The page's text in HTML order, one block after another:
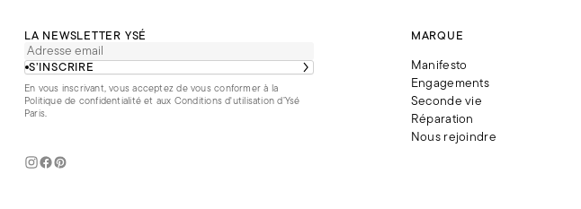
LA NEWSLETTER YSÉ
S’INSCRIRE
En vous inscrivant, vous acceptez de vous conformer à la
Politique de confidentialitéet aux Conditions d'utilisation d’Ysé
Paris.
MARQUE
Manifesto
Engagements
Seconde vie
Réparation
Nous rejoindre